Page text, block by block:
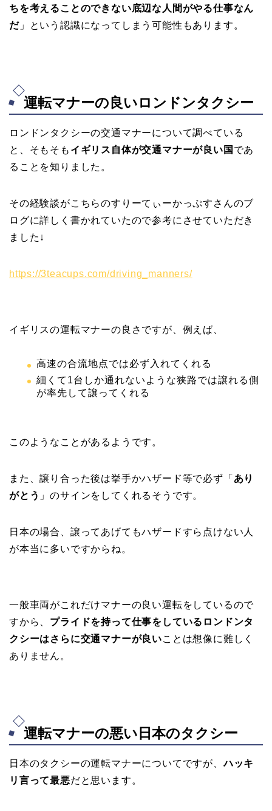
ちを考えることのできない底辺な人間がやる仕事なん
だ」という認識になってしまう可能性もあります。
運転マナーの良いロンドンタクシー
ロンドンタクシーの交通マナーについて調べている
と、そもそも イギリス自体が交通マナーが良い国 であ
ることを知りました。
その経験談がこちらのすりーてぃーかっぷすさんのブ
ログに詳しく書かれていたので参考にさせていただき
ました↓
https://3teacups.com/driving_manners/
イギリスの運転マナーの良さですが、例えば、
高速の合流地点では必ず入れてくれる
細くて1台しか通れないような狭路では譲れる側
が率先して譲ってくれる
このようなことがあるようです。
また、譲り合った後は挙手かハザード等で必ず「 あり
がとう 」のサインをしてくれるそうです。
日本の場合、譲ってあげてもハザードすら点けない人
が本当に多いですからね。
一般車両がこれだけマナーの良い運転をしているので
すから、 プライドを持って仕事をしているロンドンタ
クシーはさらに交通マナーが良いことは想像に難しく
ありません。
運転マナーの悪い日本のタクシー
日本のタクシーの運転マナーについてですが、ハッキ
リ言って最悪だと思います。